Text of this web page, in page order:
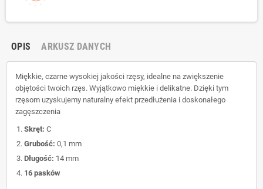
OPIS ARKUSZ DANYCH
Miękkie, czarne wysokiej jakości rzęsy, idealne na zwiększenie
objętości twoich rzęs. Wyjątkowo miękkie i delikatne. Dzięki tym
rzęsom uzyskujemy naturalny efekt przedłużenia i doskonałego
zagęszczenia
Skręt: C
Grubość: 0,1 mm
Długość: 14 mm
16 pasków